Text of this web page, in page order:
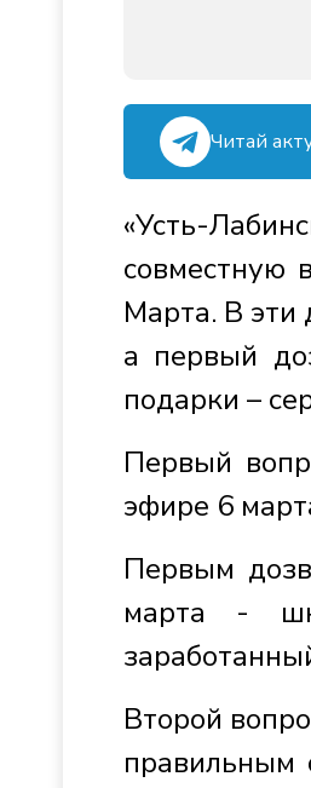
Читай
«Усть-
совместную
Марта. В эти
а первый
подарки –
Первый
эфире 6
Первым
марта -
Второй
правильным